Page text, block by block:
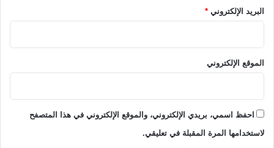
البريد الإلكتروني *
الموقع الإلكتروني
احفظ اسمي، بريدي الإلكتروني، والموقع الإلكتروني في هذا المتصفح
لاستخدامها المرة المقبلة في تعليقي.